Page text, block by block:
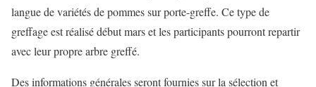
langue de variétés de pommes sur porte-greffe. Ce type de
greffage est réalisé début mars et les participants pourront repartir
avec leur propre arbre greffé.
Des informations générales seront fournies sur la sélection et